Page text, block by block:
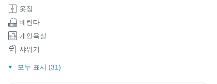
옷장
베란다
개인욕실
샤워기
모두 표시 (31)